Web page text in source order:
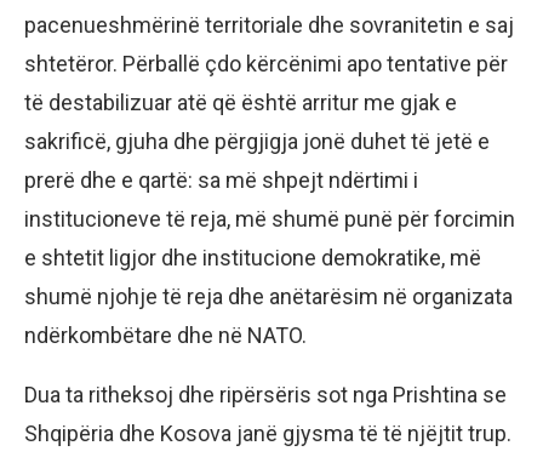
pacenueshmërinë territoriale dhe sovranitetin e saj
shtetëror. Përballë çdo kërcënimi apo tentative për
të destabilizuar atë që është arritur me gjak e
sakrificë, gjuha dhe përgjigja jonë duhet të jetë e
prerë dhe e qartë: sa më shpejt ndërtimi i
institucioneve të reja, më shumë punë për forcimin
e shtetit ligjor dhe institucione demokratike, më
shumë njohje të reja dhe anëtarësim në organizata
ndërkombëtare dhe në NATO.
Dua ta ritheksoj dhe ripërsëris sot nga Prishtina se
Shqipëria dhe Kosova janë gjysma të të njëjtit trup.